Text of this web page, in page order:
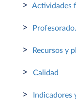
> Actividades
>
> Recursos y
> Calidad
> Indicadores